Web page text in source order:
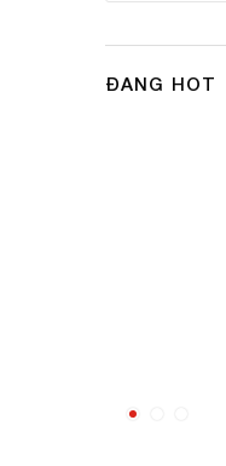
ĐANG HOT